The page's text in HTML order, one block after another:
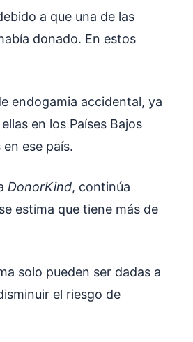
a que una de las
donado. En estos
endogamia accidental, ya
en los Países Bajos
ese país.
DonorKind, continúa
estima que tiene más de
solo pueden ser dadas a
el riesgo de